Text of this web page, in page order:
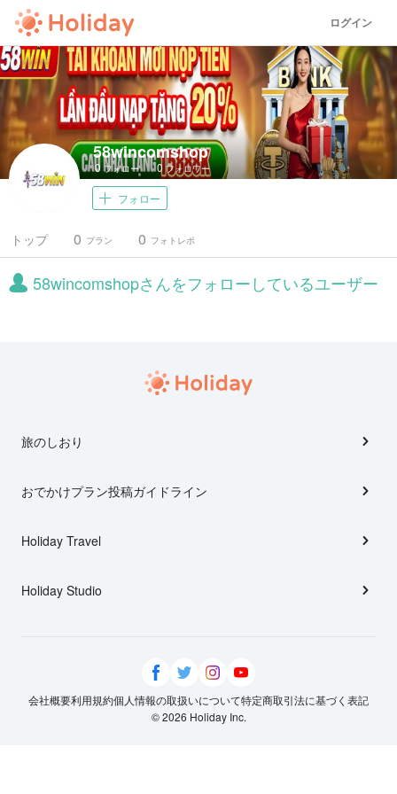
ログイン
58wincomshop
0フォロー 0フォロワー
フォロー
トップ プラン
0 フォトレポ
0
58wincomshopさんをフォローしているユーザー
旅のしおり
おでかけプラン投稿ガイドライン
Holiday Travel
Holiday Studio
会社概要利用規約個人情報の取扱いについて特定商取引法に基づく表記
© 2026 Holiday Inc.